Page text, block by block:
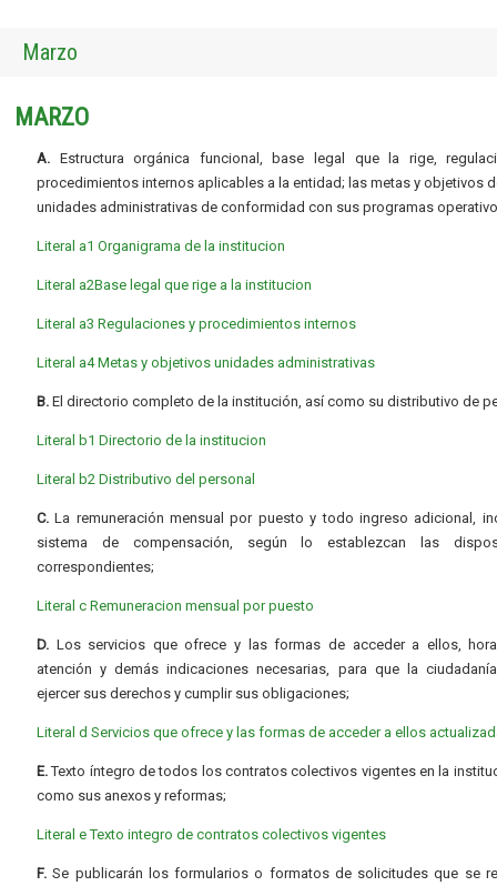
Marzo
MARZO
A. Estructura orgánica funcional, base legal que la rige,
procedimientos internos aplicables a la entidad; las metas y objetivos
unidades administrativas de conformidad con sus programas
Literal a1 Organigrama de la institucion
Literal a2Base legal que rige a la institucion
Literal a3 Regulaciones y procedimientos internos
Literal a4 Metas y objetivos unidades administrativas
B. El directorio completo de la institución, así como su distributivo de
Literal b1 Directorio de la institucion
Literal b2 Distributivo del personal
C. La remuneración mensual por puesto y todo ingreso adicional,
sistema de compensación, según lo establezcan las
correspondientes;
Literal c Remuneracion mensual por puesto
D. Los servicios que ofrece y las formas de acceder a ellos,
atención y demás indicaciones necesarias, para que la
ejercer sus derechos y cumplir sus obligaciones;
Literal d Servicios que ofrece y las formas de acceder a ellos
E.Texto íntegro de todos los contratos colectivos vigentes en la
como sus anexos y reformas;
Literal e Texto integro de contratos colectivos vigentes
F. Se publicarán los formularios o formatos de solicitudes que se